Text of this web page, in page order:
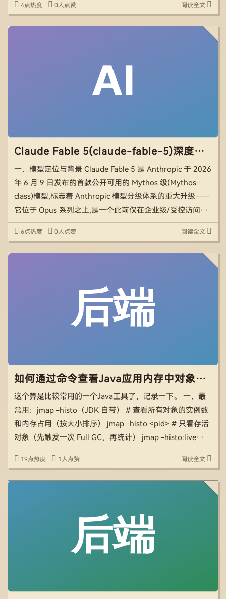
4点热度 0人点赞 阅读全文
Claude Fable 5(claude-fable-5)深度详解
一、模型定位与背景 Claude Fable 5 是 Anthropic 于 2026
年 6 月 9 日发布的首款公开可用的 Mythos 级(Mythos-
class)模型,标志着 Anthropic 模型分级体系的重大升级——
它位于 Opus 系列之上,是一个此前仅在企业级/受控访问中
提供的能力等级。 Fable […]
6点热度 0人点赞 阅读全文
如何通过命令查看Java应用内存中对象数量
这个算是比较常用的一个Java工具了，记录一下。 一、最
常用：jmap -histo（JDK 自带） # 查看所有对象的实例数
和内存占用（按大小排序） jmap -histo <pid> # 只看存活
对象（先触发一次 Full GC，再统计） jmap -histo:live
<pid> 输出示 […]
19点热度 1人点赞 阅读全文